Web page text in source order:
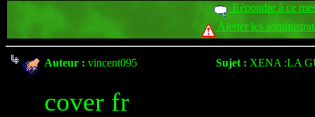
Répondre à ce
Alerter les
Auteur : vincent095 Sujet : XENA :LA
cover fr